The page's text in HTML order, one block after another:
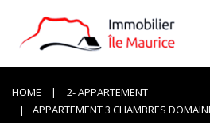
HOME
2- APPARTEMENT
APPARTEMENT 3 CHAMBRES